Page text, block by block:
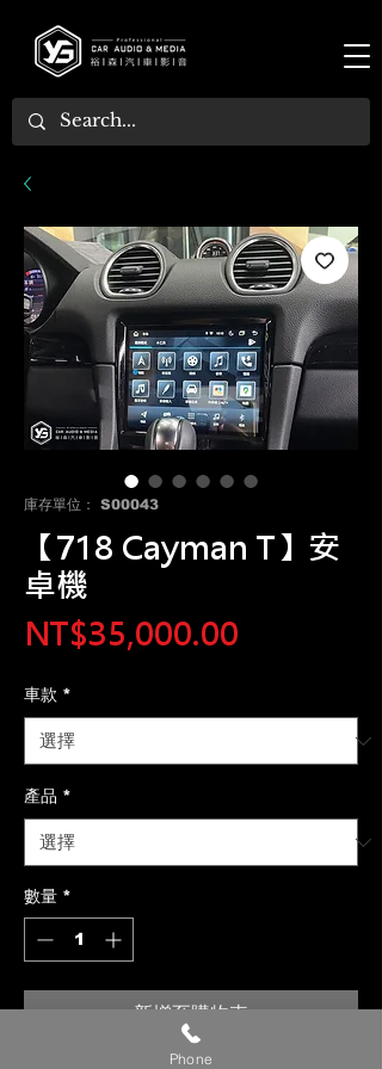
庫存單位： S00043
【718 Cayman T】安
卓機
NT$35,000.00
車款 *
產品 *
數量 *
新增至購物車
Phone